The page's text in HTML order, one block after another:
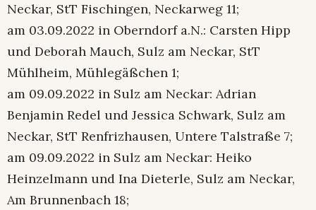
Neckar, StT Fischingen, Neckarweg 11;
am 03.09.2022 in Oberndorf a.N.: Carsten Hipp
und Deborah Mauch, Sulz am Neckar, StT
Mühlheim, Mühlegäßchen 1;
am 09.09.2022 in Sulz am Neckar: Adrian
Benjamin Redel und Jessica Schwark, Sulz am
Neckar, StT Renfrizhausen, Untere Talstraße 7;
am 09.09.2022 in Sulz am Neckar: Heiko
Heinzelmann und Ina Dieterle, Sulz am Neckar,
Am Brunnenbach 18;